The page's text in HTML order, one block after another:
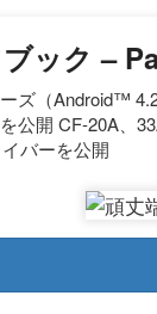
ック –
ズ（Android™
公開 CF-20A、
バーを公開